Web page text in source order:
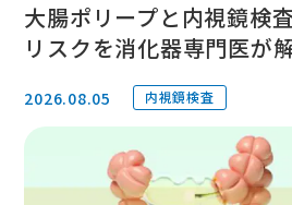
大腸ポリープと内視鏡検
リスクを消化器専門医が
2026.08.05 内視鏡検査